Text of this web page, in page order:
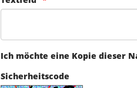
Ich möchte eine Kopie dieser
Sicherheitscode